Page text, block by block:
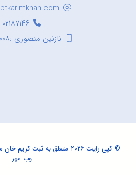
۰۲۱۸۷۱۴۶
نازنین منصوری :۰۹۱۲۸۴۷۹۰۰۸
© کپی رایت ۲۰۲۶ متعلق به ثبت کریم خان می باشد.
وب مهر